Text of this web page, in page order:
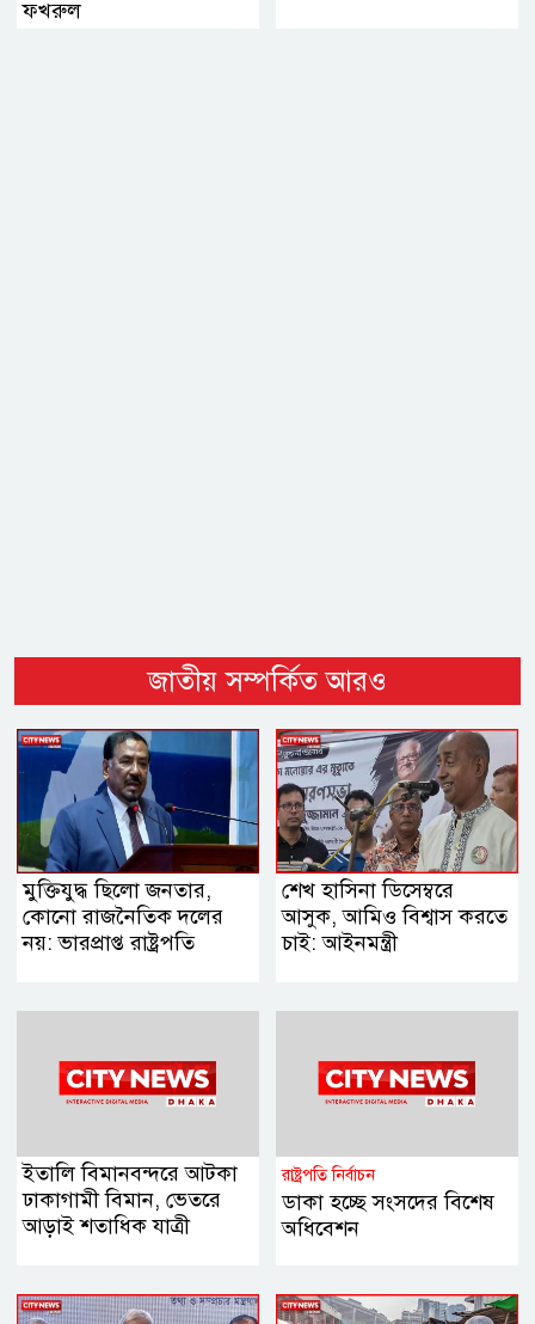
ফখরুল
জাতীয় সম্পর্কিত আরও
মুক্তিযুদ্ধ ছিলো জনতার,
কোনো রাজনৈতিক দলের
নয়: ভারপ্রাপ্ত রাষ্ট্রপতি
শেখ হাসিনা ডিসেম্বরে
আসুক, আমিও বিশ্বাস করতে
চাই: আইনমন্ত্রী
ইতালি বিমানবন্দরে আটকা
ঢাকাগামী বিমান, ভেতরে
আড়াই শতাধিক যাত্রী
রাষ্ট্রপতি নির্বাচন
ডাকা হচ্ছে সংসদের বিশেষ
অধিবেশন